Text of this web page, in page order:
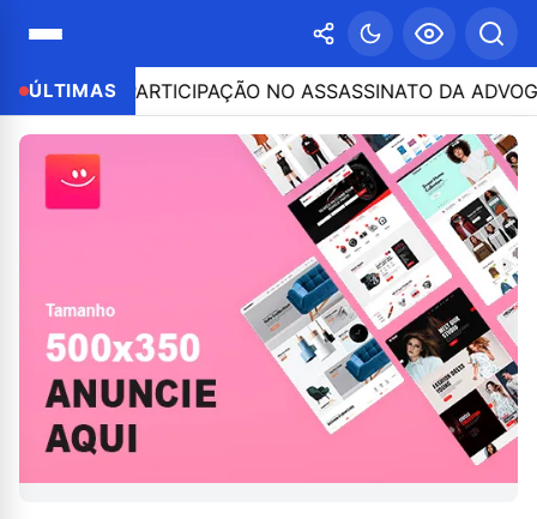
ÚLTIMAS
POR PARTICIPAÇÃO NO ASSASSINATO DA